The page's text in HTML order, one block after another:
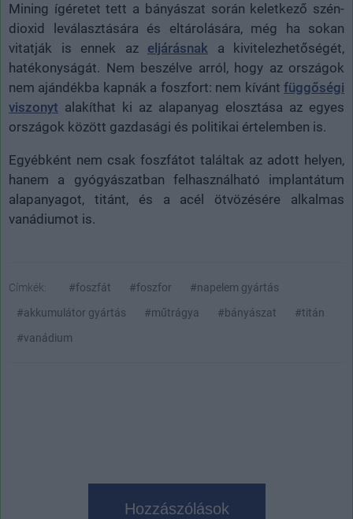
Mining ígéretet tett a bányászat során keletkező szén-
dioxid leválasztására és eltárolására, még ha sokan
vitatják is ennek az eljárásnak a kivitelezhetőségét,
hatékonyságát. Nem beszélve arról, hogy az országok
nem ajándékba kapnák a foszfort: nem kívánt függőségi
viszonyt alakíthat ki az alapanyag elosztása az egyes
országok között gazdasági és politikai értelemben is.
Egyébként nem csak foszfátot találtak az adott helyen,
hanem a gyógyászatban felhasználható implantátum
alapanyagot, titánt, és a acél ötvözésére alkalmas
vanádiumot is.
Címkék: #foszfát #foszfor
#napelem gyártás
#akkumulátor gyártás
#műtrágya #bányászat
#titán
#vanádium
Hozzászólások